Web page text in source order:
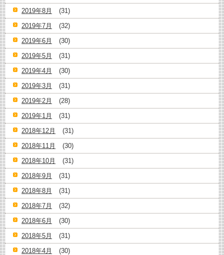
2019年8月
(31)
2019年7月
(32)
2019年6月
(30)
2019年5月
(31)
2019年4月
(30)
2019年3月
(31)
2019年2月
(28)
2019年1月
(31)
2018年12月
(31)
2018年11月
(30)
2018年10月
(31)
2018年9月
(31)
2018年8月
(31)
2018年7月
(32)
2018年6月
(30)
2018年5月
(31)
2018年4月
(30)